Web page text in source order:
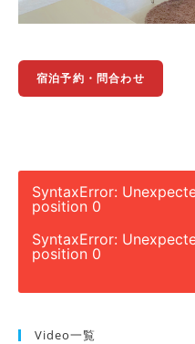
宿泊予約・問合わせ
SyntaxError:
position 0
SyntaxError:
position 0
Video一覧